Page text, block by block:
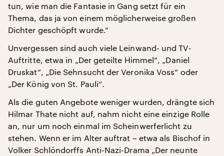
tun, wie man die Fantasie in Gang setzt für ein
Thema, das ja von einem möglicherweise großen
Dichter geschöpft wurde.“
Unvergessen sind auch viele Leinwand- und TV-
Auftritte, etwa in „Der geteilte Himmel“, „Daniel
Druskat“, „Die Sehnsucht der Veronika Voss“ oder
„Der König von St. Pauli“.
Als die guten Angebote weniger wurden, drängte sich
Hilmar Thate nicht auf, nahm nicht eine einzige Rolle
an, nur um noch einmal im Scheinwerferlicht zu
stehen. Wenn er im Alter auftrat – etwa als Bischof in
Volker Schlöndorffs Anti-Nazi-Drama „Der neunte